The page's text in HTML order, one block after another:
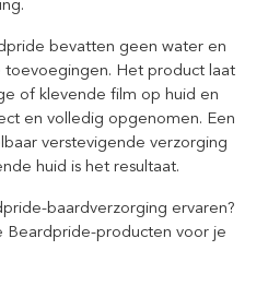
bevatten geen water en
toevoegingen. Het product laat
of klevende film op huid en
en volledig opgenomen. Een
verstevigende verzorging
huid is het resultaat.
baardverzorging ervaren?
Beardpride-producten voor je